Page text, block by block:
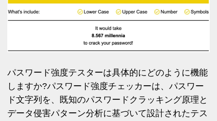
パスワード強度テスターは具体的にどのように機能
しますか?パスワード強度チェッカーは、パスワー
ド文字列を、既知のパスワードクラッキング原理と
データ侵害パターン分析に基づいて設計されたテス